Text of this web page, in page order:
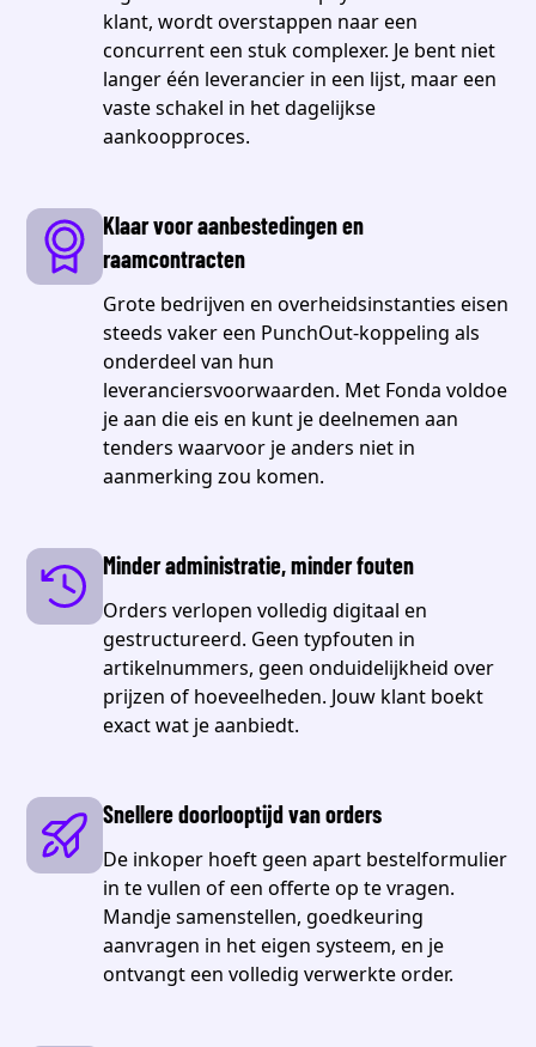
klant, wordt overstappen naar een
concurrent een stuk complexer. Je bent niet
langer één leverancier in een lijst, maar een
vaste schakel in het dagelijkse
aankoopproces.
Klaar voor aanbestedingen en
raamcontracten
Grote bedrijven en overheidsinstanties eisen
steeds vaker een PunchOut-koppeling als
onderdeel van hun
leveranciersvoorwaarden. Met Fonda voldoe
je aan die eis en kunt je deelnemen aan
tenders waarvoor je anders niet in
aanmerking zou komen.
Minder administratie, minder fouten
Orders verlopen volledig digitaal en
gestructureerd. Geen typfouten in
artikelnummers, geen onduidelijkheid over
prijzen of hoeveelheden. Jouw klant boekt
exact wat je aanbiedt.
Snellere doorlooptijd van orders
De inkoper hoeft geen apart bestelformulier
in te vullen of een offerte op te vragen.
Mandje samenstellen, goedkeuring
aanvragen in het eigen systeem, en je
ontvangt een volledig verwerkte order.